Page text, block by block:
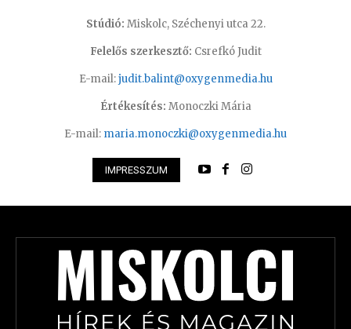
Stúdió: Miskolc, Széchenyi utca 22.
Felelős szerkesztő: Csrefkó Judit
E-mail:judit.balint@oxygenmedia.hu
Értékesítés: Monoczki Mária
E-mail: maria.monoczki@oxygenmedia.hu
IMPRESSZUM